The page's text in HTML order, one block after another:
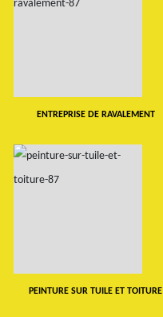
ENTREPRISE DE RAVALEMENT
PEINTURE SUR TUILE ET TOITURE